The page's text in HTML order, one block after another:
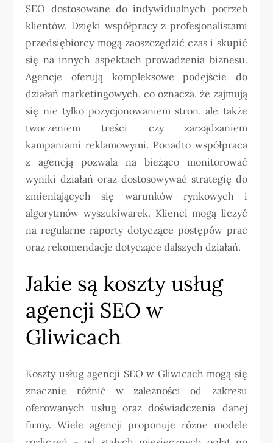
SEO dostosowane do indywidualnych potrzeb
klientów. Dzięki współpracy z profesjonalistami
przedsiębiorcy mogą zaoszczędzić czas i skupić
się na innych aspektach prowadzenia biznesu.
Agencje oferują kompleksowe podejście do
działań marketingowych, co oznacza, że zajmują
się nie tylko pozycjonowaniem stron, ale także
tworzeniem treści czy zarządzaniem
kampaniami reklamowymi. Ponadto współpraca
z agencją pozwala na bieżąco monitorować
wyniki działań oraz dostosowywać strategię do
zmieniających się warunków rynkowych i
algorytmów wyszukiwarek. Klienci mogą liczyć
na regularne raporty dotyczące postępów prac
oraz rekomendacje dotyczące dalszych działań.
Jakie są koszty usług
agencji SEO w
Gliwicach
Koszty usług agencji SEO w Gliwicach mogą się
znacznie różnić w zależności od zakresu
oferowanych usług oraz doświadczenia danej
firmy. Wiele agencji proponuje różne modele